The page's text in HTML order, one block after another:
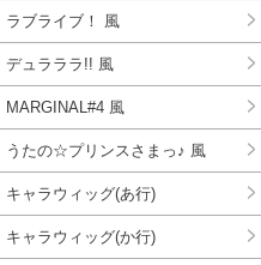
ラブライブ！ 風
デュラララ!! 風
MARGINAL#4 風
うたの☆プリンスさまっ♪ 風
キャラウィッグ(あ行)
キャラウィッグ(か行)